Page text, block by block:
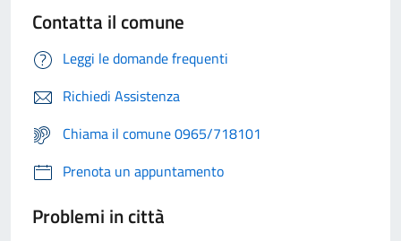
Contatta il comune
Leggi le domande frequenti
Richiedi Assistenza
Chiama il comune 0965/718101
Prenota un appuntamento
Problemi in città